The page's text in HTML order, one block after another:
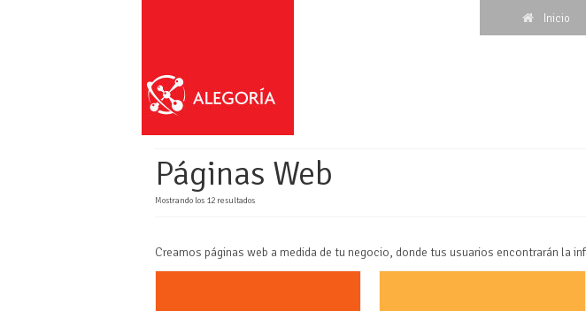
Inicio
Páginas Web
Mostrando los 12 resultados
Creamos páginas web a medida de tu negocio, donde tus usuarios encontrarán la